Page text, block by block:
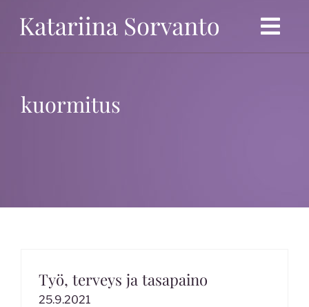
Politiikka
kuormitus
Työ, terveys ja tasapaino
25.9.2021